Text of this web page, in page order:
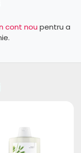
cont nou pentru a